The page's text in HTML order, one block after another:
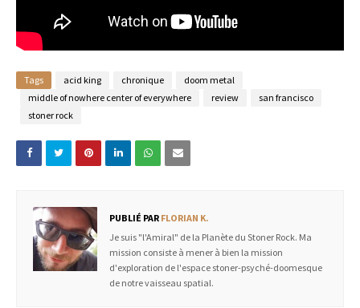
Tags acid king chronique
doom metal
middle of nowhere center of everywhere
review
san francisco
stoner rock
PUBLIÉ PAR FLORIAN K.
Je suis "l'Amiral" de la Planète du Stoner Rock. Ma
mission consiste à mener à bien la mission
d'exploration de l'espace stoner-psyché-doomesque
de notre vaisseau spatial.